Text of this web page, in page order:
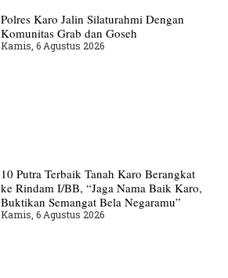
Polres Karo Jalin Silaturahmi Dengan
Komunitas Grab dan Goseh
Kamis, 6 Agustus 2026
10 Putra Terbaik Tanah Karo Berangkat
ke Rindam I/BB, “Jaga Nama Baik Karo,
Buktikan Semangat Bela Negaramu”
Kamis, 6 Agustus 2026